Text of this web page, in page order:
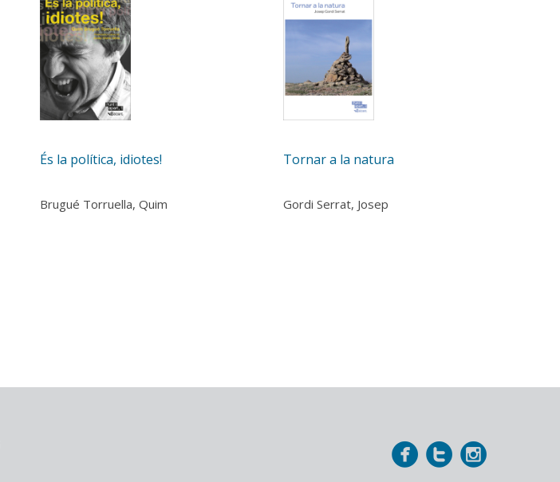
És la política, idiotes!
Brugué Torruella, Quim
Tornar a la natura
Gordi Serrat, Josep